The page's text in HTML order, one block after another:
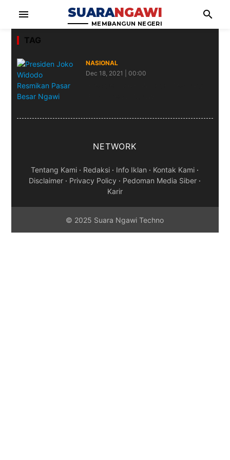
menu SUARANGAWI
MEMBANGUN NEGERI
search
TAG
NASIONAL
Dec 18, 2021 | 00:00
NETWORK
Tentang Kami · Redaksi · Info Iklan · Kontak Kami ·
Disclaimer · Privacy Policy · Pedoman Media Siber ·
Karir
© 2025 Suara Ngawi Techno